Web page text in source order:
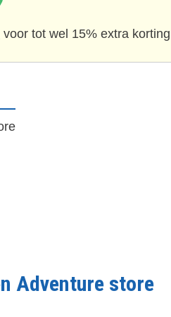
voor tot wel 15% extra
Adventure store